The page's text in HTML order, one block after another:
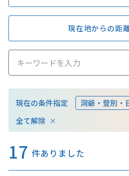
さっぽろ圏e旅ギフト
お気に入り
このサイトについて
現在地からの距
現在の条件指定
洞爺・登別・
全て解除
17 件ありました